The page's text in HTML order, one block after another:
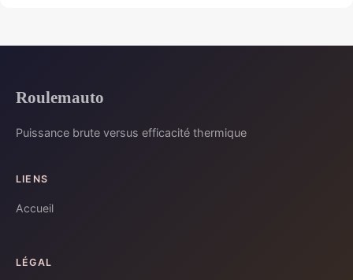
Roulemauto
Puissance brute versus efficacité thermique
LIENS
Accueil
LÉGAL